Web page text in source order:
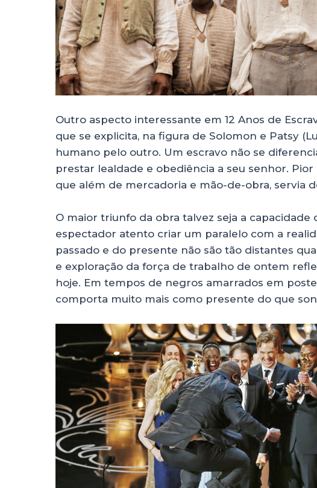
Outro aspecto interessante em 12 Anos de
que se explicita, na figura de Solomon e Patsy
humano pelo outro. Um escravo não se
prestar lealdade e obediência a seu senhor.
que além de mercadoria e mão-de-obra, servia
O maior triunfo da obra talvez seja a capacidade
espectador atento criar um paralelo com a
passado e do presente não são tão distantes
e exploração da força de trabalho de ontem
hoje. Em tempos de negros amarrados em
comporta muito mais como presente do que